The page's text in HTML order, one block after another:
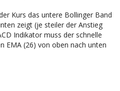
Kurs das untere Bollinger Band
zeigt (je steiler der Anstieg
Indikator muss der schnelle
EMA (26) von oben nach unten